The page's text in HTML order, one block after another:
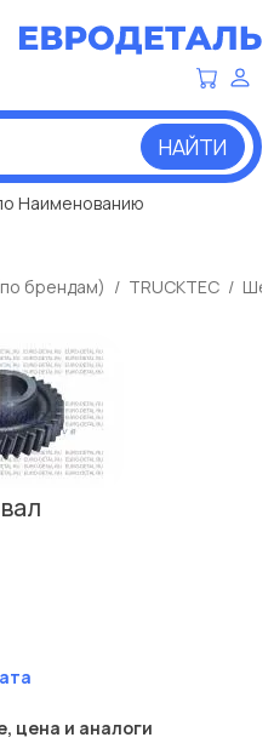
НАЙТИ
Наименованию
брендам) TRUCKTEC
цена и аналоги